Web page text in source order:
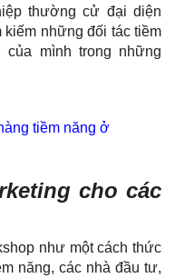
thường cử đại diện
kiếm những đối tác tiềm
mình trong những
tiềm năng ở
cho các
như một cách thức
năng, các nhà đầu tư,